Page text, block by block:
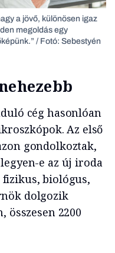
a jövő, különösen igaz
megoldás egy
/ Fotó: Sebestyén
cég hasonlóan
Az első
gondolkoztak,
e az új iroda
fizikus, biológus,
dolgozik
összesen 2200